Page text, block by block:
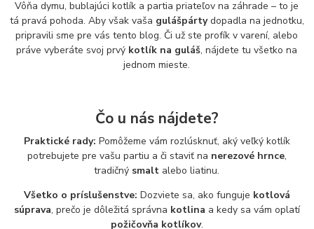
Vôňa dymu, bublajúci kotlík a partia priateľov na záhrade – to je
tá pravá pohoda. Aby však vaša gulášpártydopadla na jednotku,
pripravili sme pre vás tento blog. Či už ste profík v varení, alebo
práve vyberáte svoj prvý kotlík na guláš, nájdete tu všetko na
jednom mieste.
Čo u nás nájdete?
Praktické rady: Pomôžeme vám rozlúsknuť, aký veľký kotlík
potrebujete pre vašu partiu a či staviť na nerezové hrnce,
tradičný smalt alebo liatinu.
Všetko o príslušenstve: Dozviete sa, ako funguje kotlová
súprava, prečo je dôležitá správna kotlina a kedy sa vám oplatí
požičovňa kotlíkov.